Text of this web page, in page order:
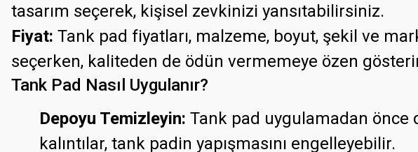
tasarım seçerek, kişisel zevkinizi yansıtabilirsiniz.
Fiyat: Tank pad fiyatları, malzeme, boyut, şekil ve
seçerken, kaliteden de ödün vermemeye özen
Tank Pad Nasıl Uygulanır?
Depoyu Temizleyin: Tank pad uygulamadan
kalıntılar, tank padin yapışmasını engelleyebilir.